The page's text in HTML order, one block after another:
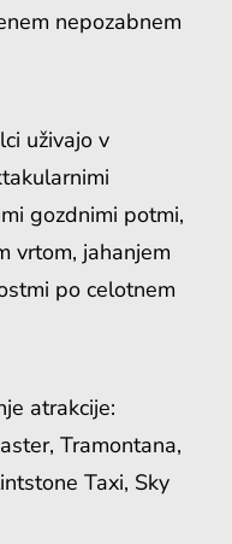
nepozabnem
uživajo v
gozdnimi potmi,
vrtom, jahanjem
po celotnem
atrakcije:
Tramontana,
Taxi, Sky